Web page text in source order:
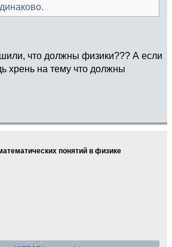
что должны физики??? А если
хрень на тему что должны
понятий в физике